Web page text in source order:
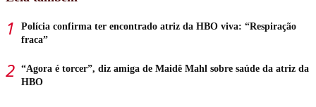
Polícia confirma ter encontrado atriz da HBO viva: “Respiração
fraca”
“Agora é torcer”, diz amiga de Maidê Mahl sobre saúde da atriz da
HBO